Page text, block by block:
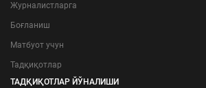
Журналистларга
Боғланиш
Матбуот учун
Тадқиқотлар
ТАДҚИҚОТЛАР ЙЎНАЛИШИ